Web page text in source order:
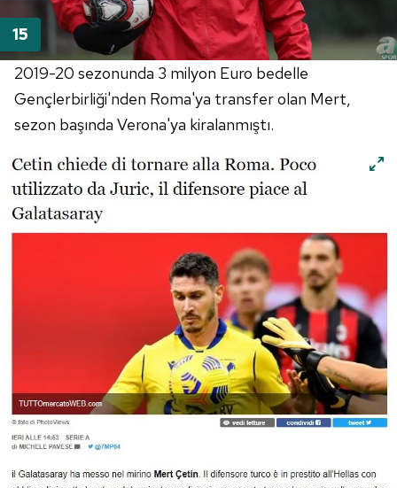
2019-20 sezonunda 3 milyon Euro bedelle
Gençlerbirliği'nden Roma'ya transfer olan Mert,
sezon başında Verona'ya kiralanmıştı.